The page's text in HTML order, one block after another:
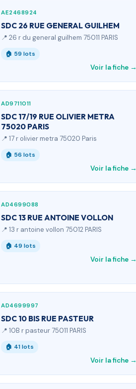
AE2468924
SDC 26 RUE GENERAL GUILHEM
📍 26 r du general guilhem 75011 PARIS
🏠 59 lots
Voir la fiche →
AD9711011
SDC 17/19 RUE OLIVIER METRA
75020 PARIS
📍 17 r olivier metra 75020 Paris
🏠 56 lots
Voir la fiche →
AD4699088
SDC 13 RUE ANTOINE VOLLON
📍 13 r antoine vollon 75012 PARIS
🏠 49 lots
Voir la fiche →
AD4699997
SDC 10 BIS RUE PASTEUR
📍 10B r pasteur 75011 PARIS
🏠 41 lots
Voir la fiche →